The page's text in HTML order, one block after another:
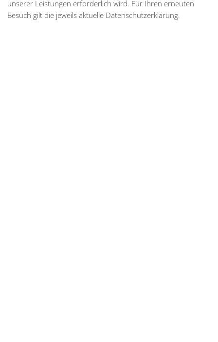
unserer Leistungen erforderlich wird. Für Ihren erneuten
Besuch gilt die jeweils aktuelle Datenschutzerklärung.